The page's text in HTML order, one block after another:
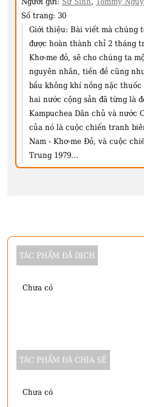
Số trang: 30
Giới thiệu: Bài viết mà chúng
được hoàn thành chỉ 2 tháng
Khơ-me đỏ, sẽ cho chúng ta
nguyên nhân, tiền đề cũng
bầu không khí nồng nặc
hai nước cộng sản đã từng là
Kampuchea Dân chủ và nước
của nó là cuộc chiến tranh
Nam - Khơ-me Đỏ, và cuộc
Trung 1979...
TÁC PHẨM ĐÃ DỊCH
Chưa có
TÁC PHẨM ĐÃ CHIA SẺ
Chưa có